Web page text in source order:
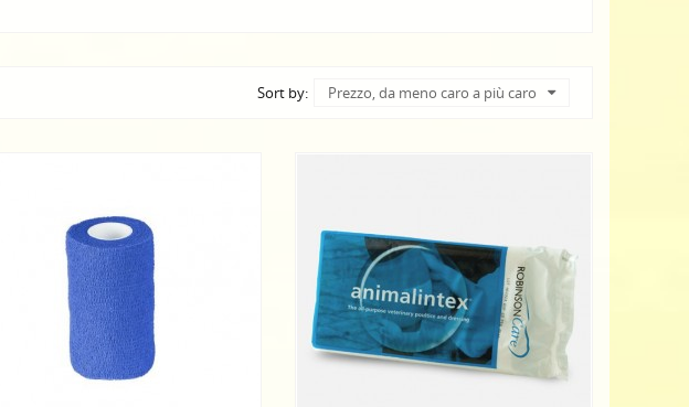
Sort by: Prezzo, da meno caro a più caro